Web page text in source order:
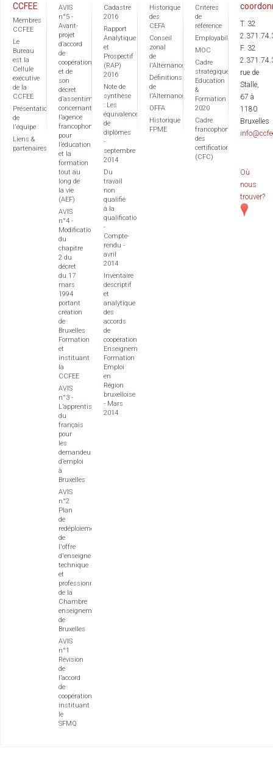
CCFEE
Membres
CCFEE
Le
Bureau
est la
Cellule
exécutive
de la
CCFEE
Présentation
de
l'équipe
Liens &
partenaires
AVIS
n°5 -
Avant-
projet
d’accord
de
coopération
et de
son
décret
d’assentiment
concernant
l’agence
francophone
pour
l’éducation
et la
formation
tout au
long de
la vie
(AEF)
AVIS
n°4 -
Modification
du
chapitre
2 du
décret
du 17
mars
1994
portant
création
de
Bruxelles
Formation
et
instituant
la
CCFEE
AVIS
n°3 -
L’apprentissage
du
français
pour
les
demandeurs
d’emploi
à
Bruxelles
AVIS
n°2
Plan
de
redéploiement
de
l'offre
d'enseignement
technique
et
professionnel
de la
Chambre
enseignement
de
Bruxelles
AVIS
n°1
Révision
de
l’accord
de
coopération
instituant
le
SFMQ
Cadastre
2016
Rapport
Analytique
et
Prospectif
(RAP)
2016
Note de
synthèse
: Les
équivalences
de
diplômes
-
septembre
2014
Du
travail
non
qualifié
à la
qualification
-
Compte-
rendu -
avril
2014
Inventaire
descriptif
et
analytique
des
accords
de
coopération
Enseignement
Formation
Emploi
en
Région
bruxelloise
- Mars
2014
Historique
des
CEFA
Conseil
zonal
de
l'Alternance
Définitions
de
l'Alternance
OFFA
Historique
FPME
Critères
de
référence
Employabilité
MOC
Cadre
stratégique
Education
&
Formation
2020
Cadre
francophone
des
certifications
(CFC)
T. 32
F. 32
rue de
Stalle,
67 à
1180
Bruxelles
Où
nous
trouver?